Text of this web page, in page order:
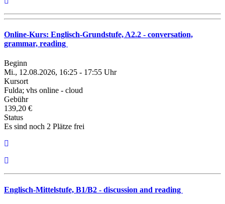
Online-Kurs: Englisch-Grundstufe, A2.2 - conversation,
grammar, reading
Beginn
Mi., 12.08.2026, 16:25 - 17:55 Uhr
Kursort
Fulda; vhs online - cloud
Gebühr
139,20 €
Status
Es sind noch 2 Plätze frei
Englisch-Mittelstufe, B1/B2 - discussion and reading